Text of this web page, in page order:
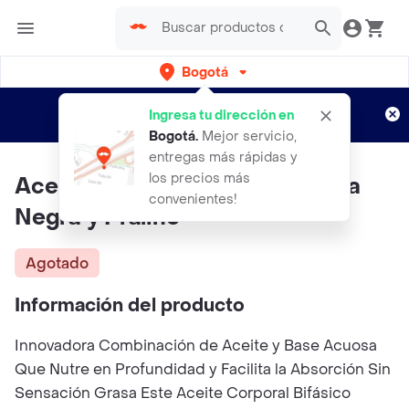
Bogotá
Ingresa tu dirección en
Bogotá. Mejor servicio,
entregas más rápidas y
los precios más
convenientes!
envíos gratis por semanas
Aplican TyC
Aceite Bifásico Corporal Cereza
Negra y Praliné
Agotado
Información del producto
Innovadora Combinación de Aceite y Base Acuosa
Que Nutre en Profundidad y Facilita la Absorción Sin
Sensación Grasa Este Aceite Corporal Bifásico